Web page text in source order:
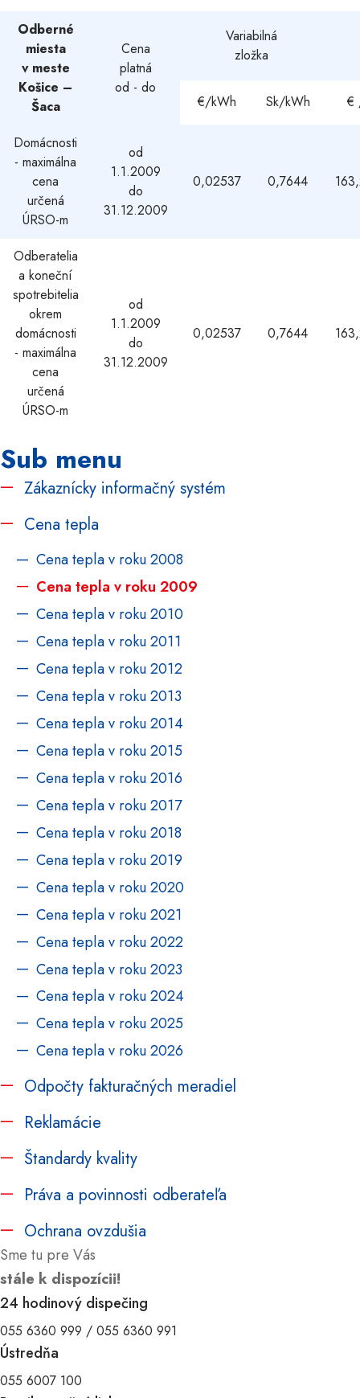
Odberné
miesta
v meste
Košice –
Šaca
Cena
platná
od - do
Variabilná
zložka
€/kWh Sk/kWh €
Domácnosti
- maximálna
cena
určená
ÚRSO-m
od
1.1.2009
do
31.12.2009
0,02537 0,7644
Odberatelia
a koneční
spotrebitelia
okrem
domácnosti
- maximálna
cena
určená
ÚRSO-m
od
1.1.2009
do
31.12.2009
0,02537 0,7644
Sub menu
Zákaznícky informačný systém
Cena tepla
Cena tepla v roku 2008
Cena tepla v roku 2009
Cena tepla v roku 2010
Cena tepla v roku 2011
Cena tepla v roku 2012
Cena tepla v roku 2013
Cena tepla v roku 2014
Cena tepla v roku 2015
Cena tepla v roku 2016
Cena tepla v roku 2017
Cena tepla v roku 2018
Cena tepla v roku 2019
Cena tepla v roku 2020
Cena tepla v roku 2021
Cena tepla v roku 2022
Cena tepla v roku 2023
Cena tepla v roku 2024
Cena tepla v roku 2025
Cena tepla v roku 2026
Odpočty fakturačných meradiel
Reklamácie
Štandardy kvality
Práva a povinnosti odberateľa
Ochrana ovzdušia
Sme tu pre Vás
stále k dispozícii!
24 hodinový dispečing
055 6360 999 / 055 6360 991
Ústredňa
055 6007 100